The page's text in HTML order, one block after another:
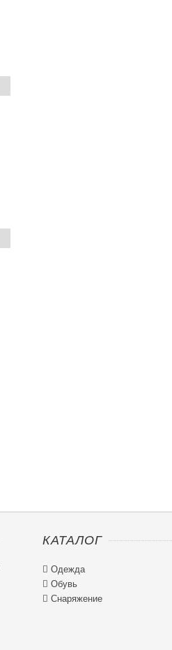
КАТАЛОГ
 Одежда
 Обувь
 Снаряжение